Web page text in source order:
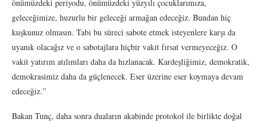
önümüzdeki periyodu, önümüzdeki yüzyılı çocuklarımıza,
geleceğimize, huzurlu bir geleceği armağan edeceğiz. Bundan hiç
kuşkunuz olmasın. Tabi bu süreci sabote etmek isteyenlere karşı da
uyanık olacağız ve o sabotajlara hiçbir vakit fırsat vermeyeceğiz. O
vakit yatırım atılımları daha da hızlanacak. Kardeşliğimiz, demokratik,
demokrasimiz daha da güçlenecek. Eser üzerine eser koymaya devam
edeceğiz.”
Bakan Tunç, daha sonra duaların akabinde protokol ile birlikte doğal